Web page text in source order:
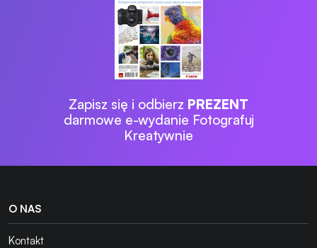
Zapisz się i odbierz PREZENT
darmowe e-wydanie Fotografuj
Kreatywnie
O NAS
Kontakt